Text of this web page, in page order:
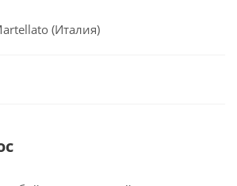
(Италия)